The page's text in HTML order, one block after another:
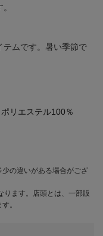
テムです。暑い季節で
リエステル100％
少の違いがある場合がござ
ります。店頭とは、一部販
。